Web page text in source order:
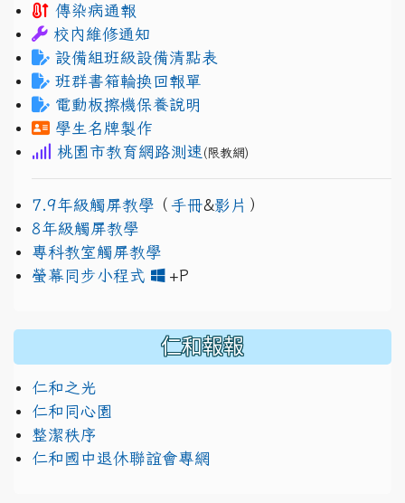
傳染病通報
校內維修通知
設備組班級設備清點表
班群書箱輪換回報單
電動板擦機保養說明
學生名牌製作
桃園市教育網路測速 (限教網)
7.9年級觸屏教學 （ 手冊&影片 ）
8年級觸屏教學
專科教室觸屏教學
螢幕同步小程式
+P
仁和報報
仁和之光
仁和同心園
整潔秩序
仁和國中退休聯誼會專網